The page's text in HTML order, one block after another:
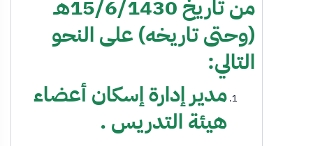
من تاريخ 15/6/1430هـ
(وحتى تاريخه) على النحو
التالي:
مدير إدارة إسكان أعضاء
هيئة التدريس .